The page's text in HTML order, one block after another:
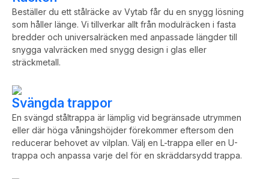
Beställer du ett stålräcke av Vytab får du en snygg lösning
som håller länge. Vi tillverkar allt från modulräcken i fasta
bredder och universalräcken med anpassade längder till
snygga valvräcken med snygg design i glas eller
sträckmetall.
Svängda trappor
En svängd ståltrappa är lämplig vid begränsade utrymmen
eller där höga våningshöjder förekommer eftersom den
reducerar behovet av vilplan. Välj en L-trappa eller en U-
trappa och anpassa varje del för en skräddarsydd trappa.